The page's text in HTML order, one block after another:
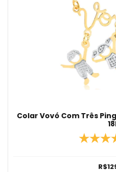
Colar Vovó Com Três